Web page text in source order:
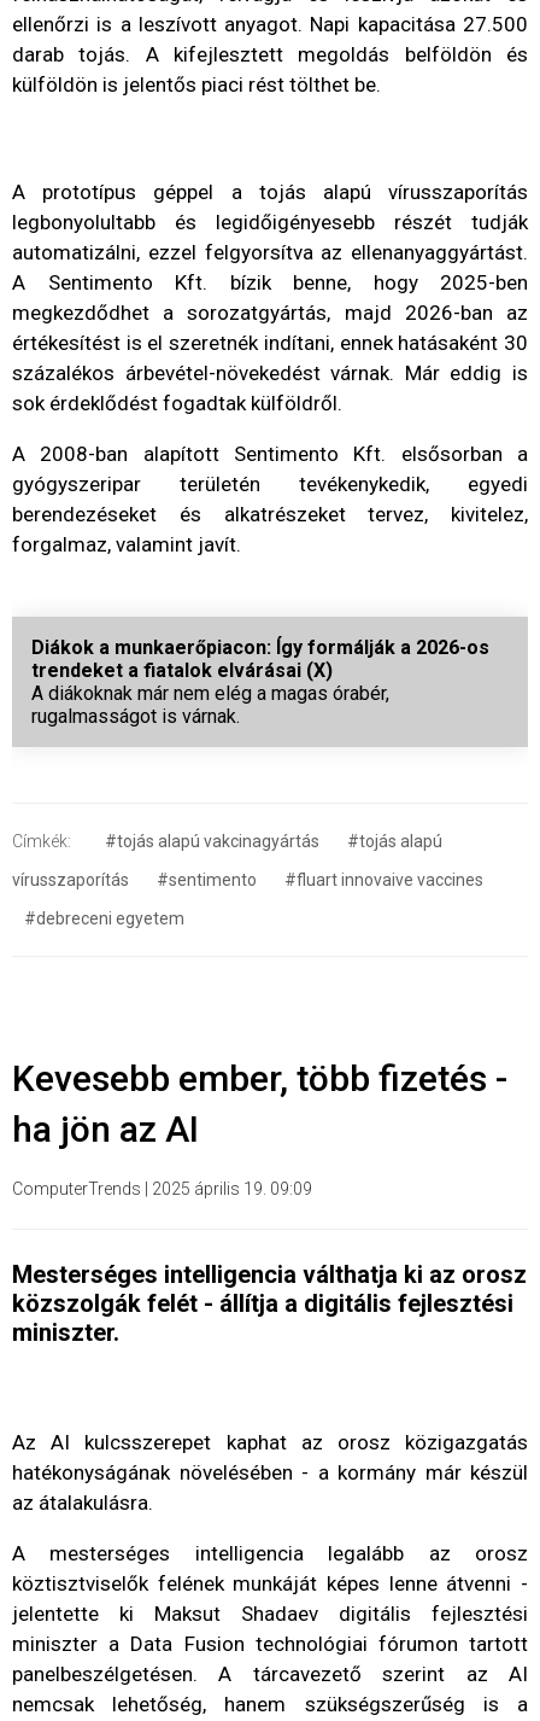
ellenőrzi is a leszívott anyagot. Napi kapacitása 27.500
darab tojás. A kifejlesztett megoldás belföldön és
külföldön is jelentős piaci rést tölthet be.
A prototípus géppel a tojás alapú vírusszaporítás
legbonyolultabb és legidőigényesebb részét tudják
automatizálni, ezzel felgyorsítva az ellenanyaggyártást.
A Sentimento Kft. bízik benne, hogy 2025-ben
megkezdődhet a sorozatgyártás, majd 2026-ban az
értékesítést is el szeretnék indítani, ennek hatásaként 30
százalékos árbevétel-növekedést várnak. Már eddig is
sok érdeklődést fogadtak külföldről.
A 2008-ban alapított Sentimento Kft. elsősorban a
gyógyszeripar területén tevékenykedik, egyedi
berendezéseket és alkatrészeket tervez, kivitelez,
forgalmaz, valamint javít.
Diákok a munkaerőpiacon: Így formálják a 2026-os
trendeket a fiatalok elvárásai (X)
A diákoknak már nem elég a magas órabér,
rugalmasságot is várnak.
Címkék: #tojás alapú vakcinagyártás
#tojás alapú
vírusszaporítás
#sentimento
#fluart innovaive vaccines
#debreceni egyetem
Kevesebb ember, több fizetés -
ha jön az AI
ComputerTrends 2025 április 19. 09:09
Mesterséges intelligencia válthatja ki az orosz
közszolgák felét - állítja a digitális fejlesztési
miniszter.
Az AI kulcsszerepet kaphat az orosz közigazgatás
hatékonyságának növelésében - a kormány már készül
az átalakulásra.
A mesterséges intelligencia legalább az orosz
köztisztviselők felének munkáját képes lenne átvenni -
jelentette ki Maksut Shadaev digitális fejlesztési
miniszter a Data Fusion technológiai fórumon tartott
panelbeszélgetésen. A tárcavezető szerint az AI
nemcsak lehetőség, hanem szükségszerűség is a